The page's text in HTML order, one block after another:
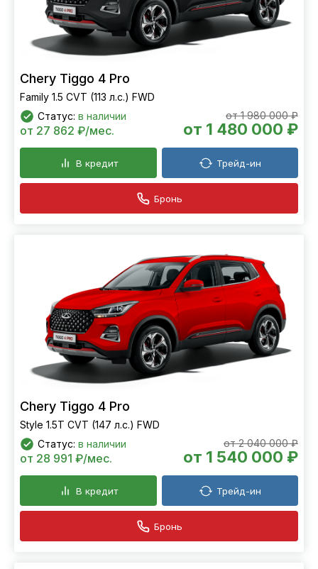
Chery Tiggo 4 Pro
Family 1.5 CVT (113 л.с.) FWD
Статус: в наличии от 1 980 000 ₽
от 1 480 000 ₽
от 27 862 ₽/мес.
В кредит Трейд-ин
Бронь
Chery Tiggo 4 Pro
Style 1.5T CVT (147 л.с.) FWD
Статус: в наличии от 2 040 000 ₽
от 1 540 000 ₽
от 28 991 ₽/мес.
В кредит Трейд-ин
Бронь